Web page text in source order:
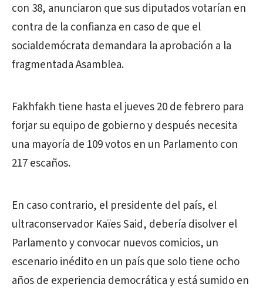
con 38, anunciaron que sus diputados votarían en
contra de la confianza en caso de que el
socialdemócrata demandara la aprobación a la
fragmentada Asamblea.
Fakhfakh tiene hasta el jueves 20 de febrero para
forjar su equipo de gobierno y después necesita
una mayoría de 109 votos en un Parlamento con
217 escaños.
En caso contrario, el presidente del país, el
ultraconservador Kaïes Said, debería disolver el
Parlamento y convocar nuevos comicios, un
escenario inédito en un país que solo tiene ocho
años de experiencia democrática y está sumido en